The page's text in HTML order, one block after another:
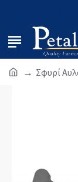
Σφυρί